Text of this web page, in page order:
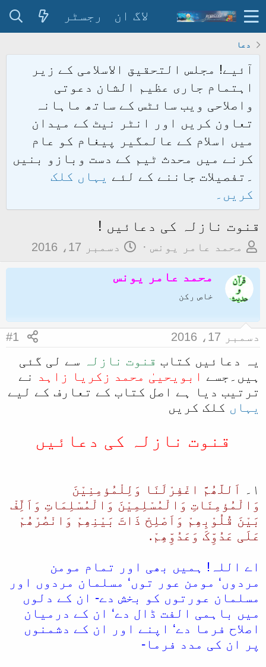
لاگ ان رجسٹر
دعا
آئیے! مجلس التحقیق الاسلامی کے زیر
اہتمام جاری عظیم الشان دعوتی
واصلاحی ویب سائٹس کے ساتھ ماہانہ
تعاون کریں اور انٹر نیٹ کے میدان
میں اسلام کے عالمگیر پیغام کو عام
کرنے میں محدث ٹیم کے دست وبازو بنیں
۔تفصیلات جاننے کے لئے یہاں کلک
کریں۔
قنوت نازلہ کی دعائیں !
م
ض
و
ک
آ
غ
ا
ز
و
ا
ل
ا
محمد عامر یونس
ت
ر
آ
ا
ز
دسمبر 17، 2016
محمد عامر یونس
خاص رکن
دسمبر 17، 2016 #1
یہ دعائیں کتاب قنوت نازلہ سے لی گئی
ہیں۔جسے ابویحییٰ محمد زکریا زاہد نے
ترتیب دیا ہے اصل کتاب کے تعارف کے لیے
یہاں کلک کریں
قنوت نازلہ کی دعائیں
۱۔
اَللّھُمَّ اغْفِرْلَنَا وَلِلْمُؤمِنِیْنَ
وَالْمُؤمِنَاتِ وَالْمُسْلِمِیْنَ وَالْمُسْلِمَاتِ وَاَلِّفْ
بَیْنَ قُلُوْبِھِمْ وَاَصْلِحْ ذَاتَ بَیْنِھِمْ وَانْصُرْھُمْ
عَلَی عَدُوِّکَ وَعَدُوِّھِمْ.
اے اللہ! ہمیں بھی اور تمام مومن
مردوں‘ مومن عور توں‘ مسلمان مردوں اور
مسلمان عورتوں کو بخش دے- ان کے دلوں
میں باہمی الفت ڈال دے‘ ان کے درمیان
اصلاح فرما دے‘ اپنے اور ان کے دشمنوں
پر ان کی مدد فرما-